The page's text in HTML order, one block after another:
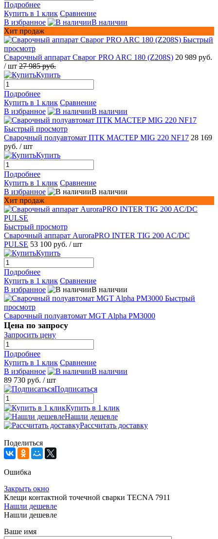
Подробнее
Купить в 1 клик Сравнение
В избранное
В наличии
Хит продаж
Быстрый
просмотр
Сварочный аппарат Сварог PRO ARC 180 (Z208S) 20 989 руб.
/ шт 27 985 руб.
Купить
Подробнее
Купить в 1 клик Сравнение
В избранное
В наличии
Быстрый просмотр
Сварочный полуавтомат ПТК МАСТЕР MIG 220 NF17 28 169
руб. / шт
Купить
Подробнее
Купить в 1 клик Сравнение
В избранное
В наличии
Хит продаж
Быстрый просмотр
Сварочный аппарат AuroraPRO INTER TIG 200 AC/DC
PULSE 53 100 руб. / шт
Купить
Подробнее
Купить в 1 клик Сравнение
В избранное
В наличии
Быстрый
просмотр
Сварочный полуавтомат MGT Alpha PM3000
Цена по запросу
Запросить цену
Подробнее
Купить в 1 клик Сравнение
В избранное
В наличии
89 730 руб. / шт
Подписаться
Купить в 1 клик
Нашли дешевле
Рассчитать доставку
Поделиться
Ошибка
Закрыть окно
Клещи контактной точечной сварки TECNA 7911
Нашли дешевле
Нашли дешевле
Ваше имя